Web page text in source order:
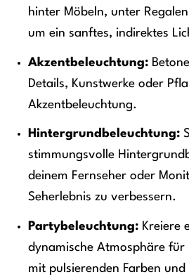
hinter Möbeln, unter
um ein sanftes, indirektes
Akzentbeleuchtung:
Details, Kunstwerke oder
Akzentbeleuchtung.
Hintergrundbeleuchtung:
stimmungsvolle
deinem Fernseher oder
Seherlebnis zu verbessern.
Partybeleuchtung:Kreiere
dynamische Atmosphäre für
mit pulsierenden Farben